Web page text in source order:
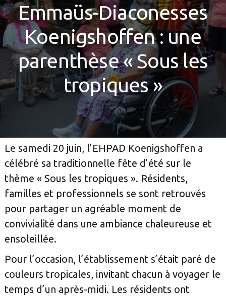
Emmaüs-Diaconesses
Koenigshoffen : une
parenthèse « Sous les
tropiques »
Le samedi 20 juin, l’EHPAD Koenigshoffen a
célébré sa traditionnelle fête d’été sur le
thème « Sous les tropiques ». Résidents,
familles et professionnels se sont retrouvés
pour partager un agréable moment de
convivialité dans une ambiance chaleureuse et
ensoleillée.
Pour l’occasion, l’établissement s’était paré de
couleurs tropicales, invitant chacun à voyager le
temps d’un après-midi. Les résidents ont